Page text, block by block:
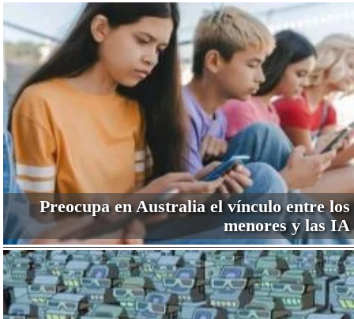
Preocupa en Australia el vínculo entre los
menores y las IA